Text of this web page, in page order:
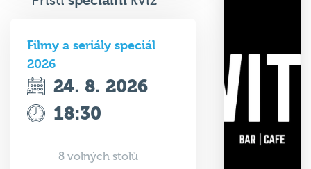
Filmy a seriály speciál
2026
24. 8. 2026
18:30
8 volných stolů